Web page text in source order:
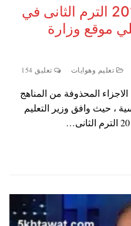
الدروس المحذوفة 2016 الترم الثانى في
موقع وزارة
تعليم وهوايات تعليق 154
المحذوفة من المناهج
الدراسية ، حيث وافق وزير التعليم